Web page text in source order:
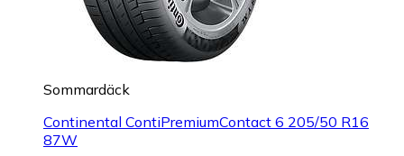
Sommardäck
Continental ContiPremiumContact 6 205/50 R16
87W